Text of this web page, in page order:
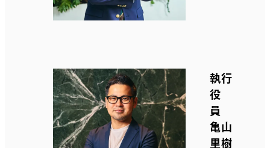
執行
役
員
亀山